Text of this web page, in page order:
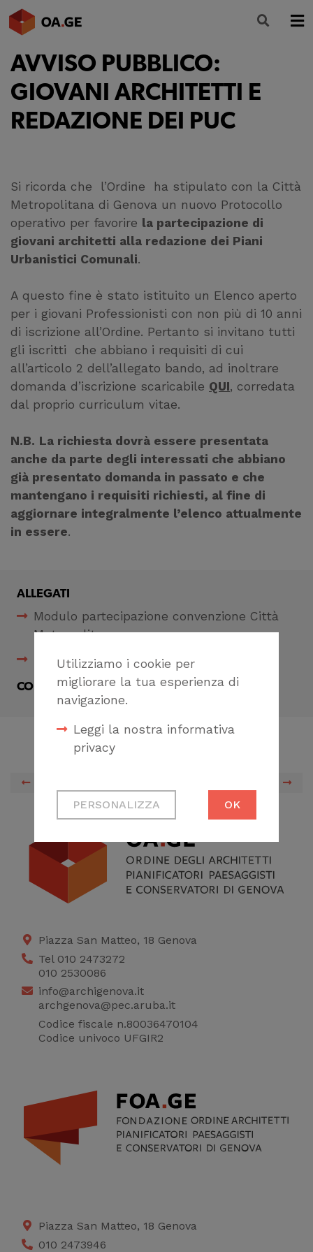
Utilizziamo i cookie per
migliorare la tua esperienza di
navigazione.
Leggi la nostra informativa
privacy
Cookie tecnici
Necessari per
correttamente del
Cookie di profilazione
raccogliere dati
statistici su di te per
migliorare il servizio
PERSONALIZZA OK
L’ORDINE
AMMINISTRAZIONE TRASPARENTE
ALBO
SERVIZI
FORMAZIONE
NEWS
AVVISO PUBBLICO:
GIOVANI ARCHITETTI E
REDAZIONE DEI PUC
Si ricorda che l’Ordine ha stipulato con la Città
Metropolitana di Genova un nuovo Protocollo
operativo per favorire la partecipazione di
giovani architetti alla redazione dei Piani
Urbanistici Comunali.
A questo fine è stato istituito un Elenco aperto
per i giovani Professionisti con non più di 10 anni
di iscrizione all’Ordine. Pertanto si invitano tutti
gli iscritti che abbiano i requisiti di cui
all’articolo 2 dell’allegato bando, ad inoltrare
domanda d’iscrizione scaricabile QUI, corredata
dal proprio curriculum vitae.
N.B. La richiesta dovrà essere presentata
anche da parte degli interessati che abbiano
già presentato domanda in passato e che
mantengano i requisiti richiesti, al fine di
aggiornare integralmente l’elenco attualmente
in essere.
ALLEGATI
Modulo partecipazione convenzione Città
Metropolitana
Protocollo firmato
CONDIVIDI
Piazza San Matteo, 18 Genova
Tel 010 2473272
010 2530086
info@archigenova.it
archgenova@pec.aruba.it
Codice fiscale n.80036470104
Codice univoco UFGIR2
Piazza San Matteo, 18 Genova
010 2473946